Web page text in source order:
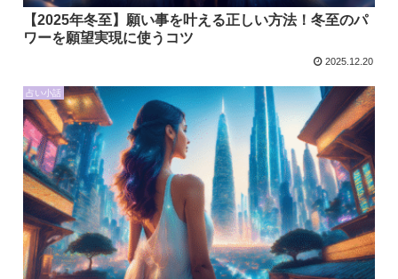
【2025年冬至】願い事を叶える正しい方法！冬至のパ
ワーを願望実現に使うコツ
2025.12.20
占い小話